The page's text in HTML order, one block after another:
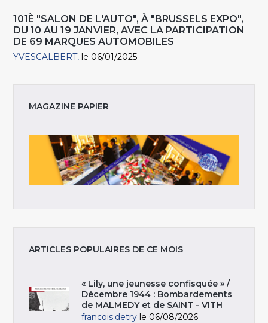
101È "SALON DE L'AUTO", À "BRUSSELS EXPO",
DU 10 AU 19 JANVIER, AVEC LA PARTICIPATION
DE 69 MARQUES AUTOMOBILES
YVESCALBERT le 06/01/2025
MAGAZINE PAPIER
ARTICLES POPULAIRES DE CE MOIS
« Lily, une jeunesse confisquée » /
Décembre 1944 : Bombardements
de MALMEDY et de SAINT - VITH
francois.detry le 06/08/2026